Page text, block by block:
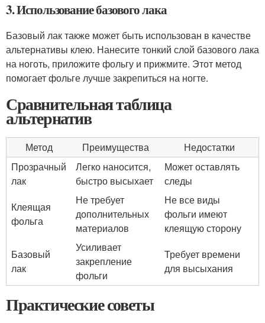
3. Использование базового лака
Базовый лак также может быть использован в качестве
альтернативы клею. Нанесите тонкий слой базового лака
на ноготь, приложите фольгу и прижмите. Этот метод
помогает фольге лучше закрепиться на ногте.
Сравнительная таблица
альтернатив
Метод Преимущества
Недостатки
Прозрачный
лак
Легко наносится,
быстро высыхает
Может оставлять
следы
Клеящая
фольга
Не требует
дополнительных
материалов
Не все виды
фольги имеют
клеящую сторону
Базовый
лак
Усиливает
закрепление
фольги
Требует времени
для высыхания
Практические советы